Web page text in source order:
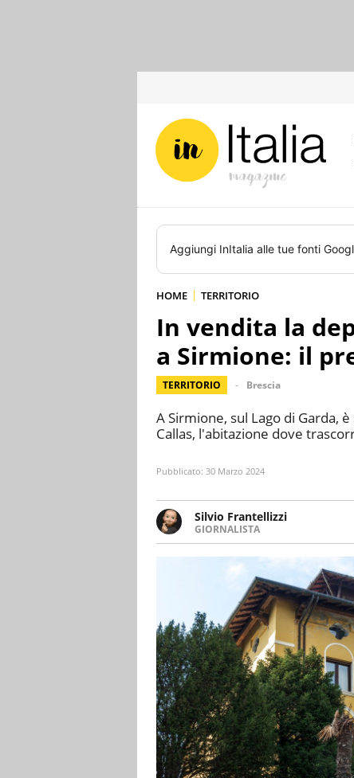
Aggiungi InItalia alle tue fonti
HOME TERRITORIO
In vendita la
a Sirmione: il
TERRITORIO Brescia
A Sirmione, sul Lago di Garda,
Callas, l'abitazione dove
Pubblicato: 30 Marzo 2024
Silvio Frantellizzi
GIORNALISTA
Giornalista pubblicista. Da
scrivendo di sport, attualità,